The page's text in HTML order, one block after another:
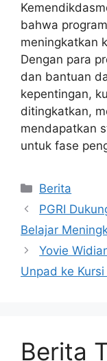
bahwa
meningkatkan
Dengan para
dan bantuan
kepentingan,
ditingkatkan,
mendapatkan
untuk fase
Kategori
Berita
PGRI
Belajar
Yovie
Unpad ke
Berita